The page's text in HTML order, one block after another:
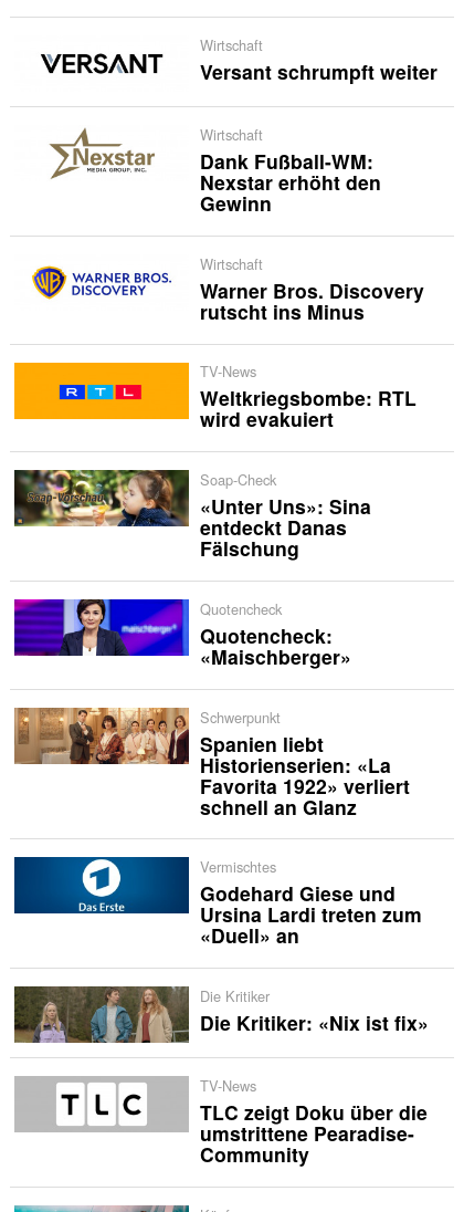
Wirtschaft
Versant schrumpft weiter
Wirtschaft
Dank Fußball-WM:
Nexstar erhöht den
Gewinn
Wirtschaft
Warner Bros. Discovery
rutscht ins Minus
TV-News
Weltkriegsbombe: RTL
wird evakuiert
Soap-Check
«Unter Uns»: Sina
entdeckt Danas
Fälschung
Quotencheck
Quotencheck:
«Maischberger»
Schwerpunkt
Spanien liebt
Historienserien: «La
Favorita 1922» verliert
schnell an Glanz
Vermischtes
Godehard Giese und
Ursina Lardi treten zum
«Duell» an
Die Kritiker
Die Kritiker: «Nix ist fix»
TV-News
TLC zeigt Doku über die
umstrittene Pearadise-
Community